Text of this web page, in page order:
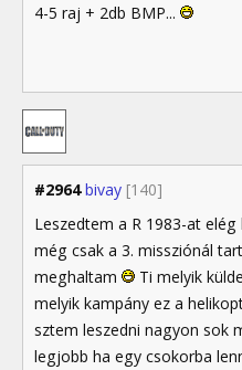
4-5 raj + 2db BMP...
#2964 bivay [140]
Leszedtem a R 1983-at
még csak a 3. missziónál
meghaltam
Ti melyik
melyik kampány ez a
sztem leszedni nagyon sok
legjobb ha egy csokorba